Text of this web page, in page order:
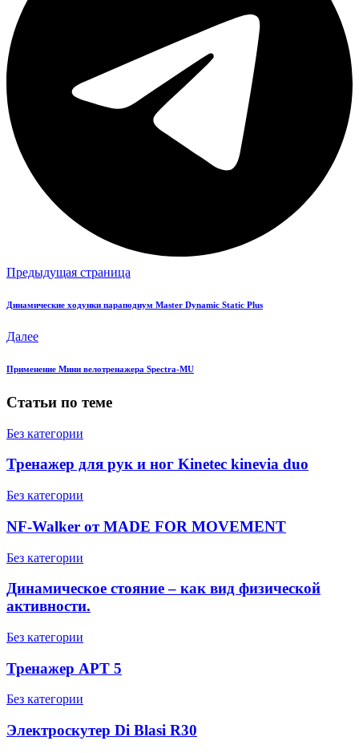
Предыдущая страница
Динамические ходунки параподиум Master Dynamic Static Plus
Далее
Применение Мини велотренажера Spectra-MU
Статьи по теме
Без категории
Тренажер для рук и ног Kinetec kinevia duo
Без категории
NF-Walker от MADE FOR MOVEMENT
Без категории
Динамическое стояние – как вид физической
активности.
Без категории
Тренажер APT 5
Без категории
Электроскутер Di Blasi R30